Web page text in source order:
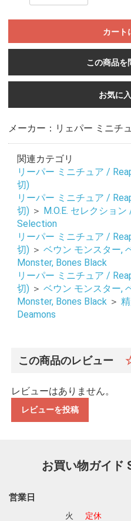
カート
この商品を
お買い物を続ける
お気に
メーカー：リェパー ミニチ
関連カテゴリ
リーパー ミニチュア /
切)
リーパー ミニチュア /
切) ＞ M.O.E. セレクショ
Selection
リーパー ミニチュア /
切) ＞ ベウン モンスター,
Monster, Bones Black
リーパー ミニチュア /
切) ＞ ベウン モンスター,
Monster, Bones Black ＞
Deamons
この商品のレビュー
レビューはありません。
レビューを投稿
お買い物ガイド
営業日
火
定休